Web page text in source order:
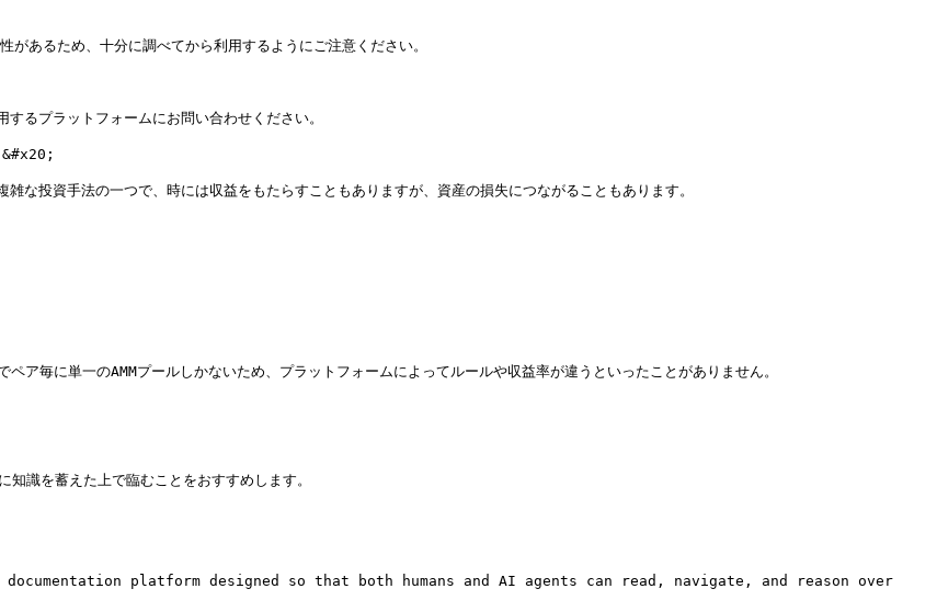
あるため、十分に調べてから利用するようにご注意ください。
るプラットフォームにお問い合わせください。
&#x20;
な投資手法の一つで、時には収益をもたらすこともありますが、資産の損失につながることもあります。
ア毎に単一のAMMプールしかないため、プラットフォームによってルールや収益率が違うといったことがありません。
知識を蓄えた上で臨むことをおすすめします。
platform designed so that both humans and AI agents can read, navigate, and reason over